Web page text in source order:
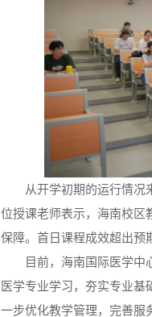
从开学初期的运行情况
位授课老师表示，海南校区
保障。首日课程成效超出预
目前，海南国际医学
医学专业学习，夯实专业
一步优化教学管理，完善服